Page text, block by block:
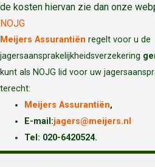
de kosten hiervan zie dan onze
NOJG
Meijers Assurantiën regelt voor u de
jagersaansprakelijkheidsverzekering
kunt als NOJG lid voor uw
terecht:
Meijers Assurantiën,
E-mail:jagers@meijers.nl
Tel: 020-6420524.